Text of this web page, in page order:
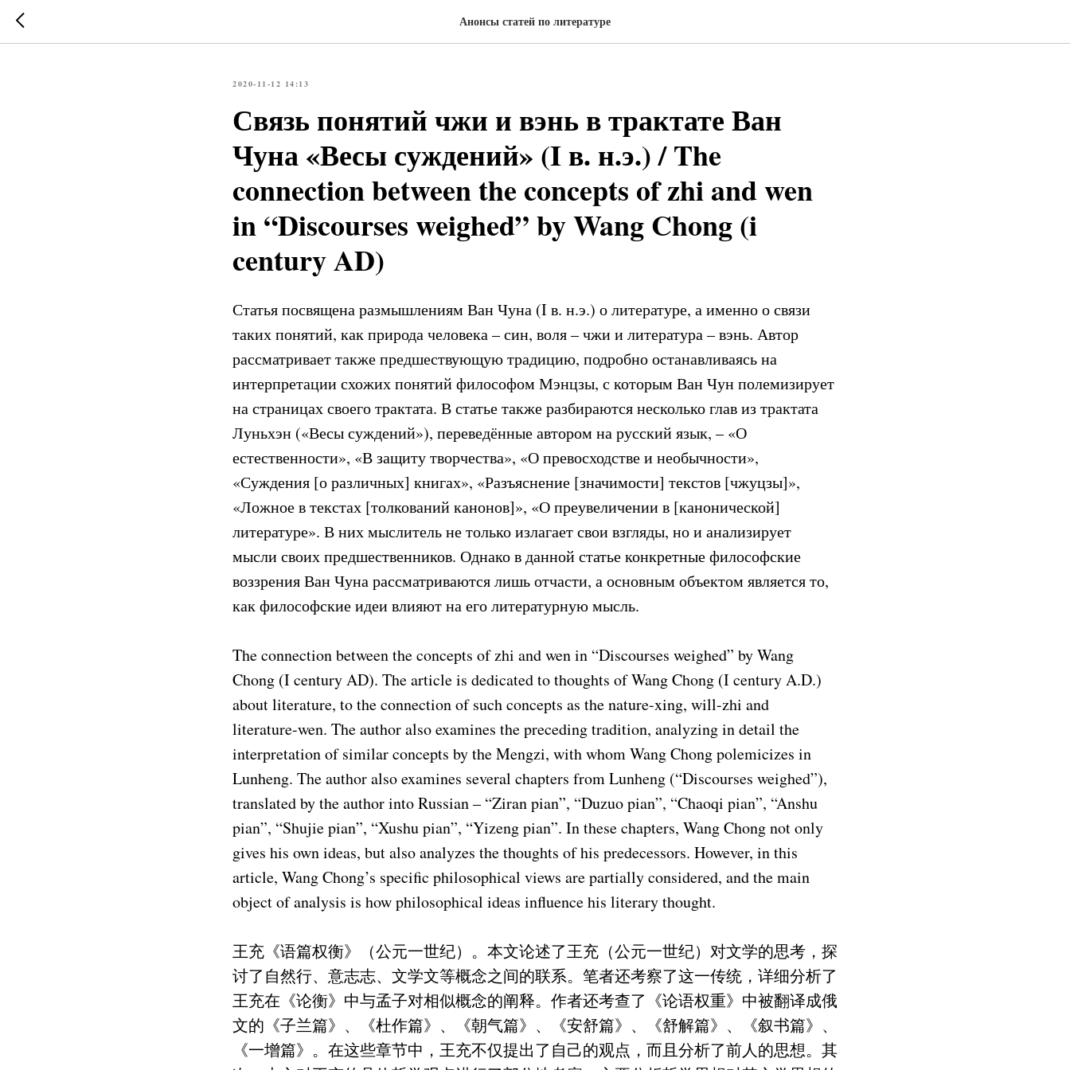
Анонсы статей по литературе
2020-11-12 14:13
Связь понятий чжи и вэнь в трактате Ван
Чуна «Весы суждений» (I в. н.э.) / The
connection between the concepts of zhi and wen
in “Discourses weighed” by Wang Chong (i
century AD)
Статья посвящена размышлениям Ван Чуна (I в. н.э.) о литературе, а именно о связи
таких понятий, как природа человека – син, воля – чжи и литература – вэнь. Автор
рассматривает также предшествующую традицию, подробно останавливаясь на
интерпретации схожих понятий философом Мэнцзы, с которым Ван Чун полемизирует
на страницах своего трактата. В статье также разбираются несколько глав из трактата
Луньхэн («Весы суждений»), переведённые автором на русский язык, – «О
естественности», «В защиту творчества», «О превосходстве и необычности»,
«Суждения [о различных] книгах», «Разъяснение [значимости] текстов [чжуцзы]»,
«Ложное в текстах [толкований канонов]», «О преувеличении в [канонической]
литературе». В них мыслитель не только излагает свои взгляды, но и анализирует
мысли своих предшественников. Однако в данной статье конкретные философские
воззрения Ван Чуна рассматриваются лишь отчасти, а основным объектом является то,
как философские идеи влияют на его литературную мысль.
The connection between the concepts of zhi and wen in “Discourses weighed” by Wang
Chong (I century AD). The article is dedicated to thoughts of Wang Chong (I century A.D.)
about literature, to the connection of such concepts as the nature-xing, will-zhi and
literature-wen. The author also examines the preceding tradition, analyzing in detail the
interpretation of similar concepts by the Mengzi, with whom Wang Chong polemicizes in
Lunheng. The author also examines several chapters from Lunheng (“Discourses weighed”),
translated by the author into Russian – “Ziran pian”, “Duzuo pian”, “Chaoqi pian”, “Anshu
pian”, “Shujie pian”, “Xushu pian”, “Yizeng pian”. In these chapters, Wang Chong not only
gives his own ideas, but also analyzes the thoughts of his predecessors. However, in this
article, Wang Chong’s specific philosophical views are partially considered, and the main
object of analysis is how philosophical ideas influence his literary thought.
王充《语篇权衡》（公元一世纪）。本文论述了王充（公元一世纪）对文学的思考，探
讨了自然行、意志志、文学文等概念之间的联系。笔者还考察了这一传统，详细分析了
王充在《论衡》中与孟子对相似概念的阐释。作者还考查了《论语权重》中被翻译成俄
文的《子兰篇》、《杜作篇》、《朝气篇》、《安舒篇》、《舒解篇》、《叙书篇》、
《一增篇》。在这些章节中，王充不仅提出了自己的观点，而且分析了前人的思想。其